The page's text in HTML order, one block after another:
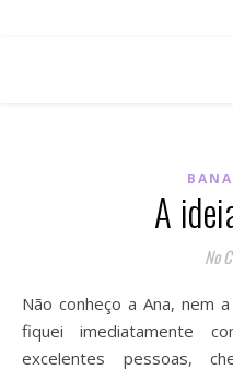
A
No
Não conheço a Ana, nem a mãe da Ana, mas só por isto,
fiquei imediatamente
excelentes pessoas,